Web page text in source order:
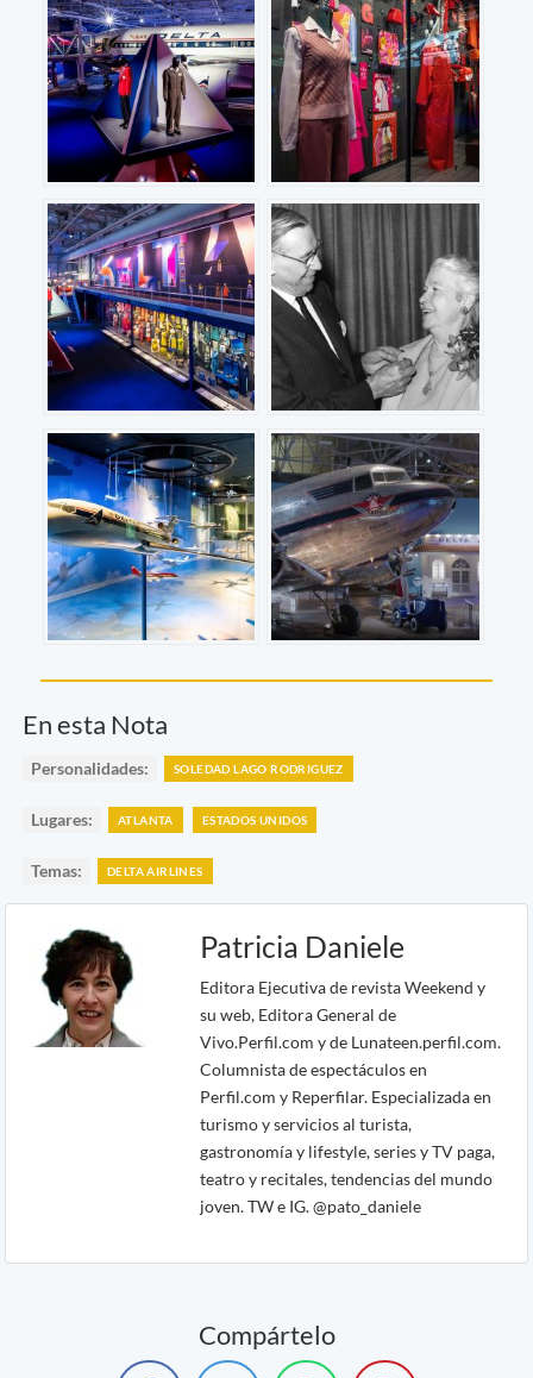
En esta Nota
Personalidades: SOLEDAD LAGO RODRIGUEZ
Lugares: ATLANTA ESTADOS UNIDOS
Temas: DELTA AIRLINES
Patricia Daniele
Editora Ejecutiva de revista Weekend y
su web, Editora General de
Vivo.Perfil.com y de Lunateen.perfil.com.
Columnista de espectáculos en
Perfil.com y Reperfilar. Especializada en
turismo y servicios al turista,
gastronomía y lifestyle, series y TV paga,
teatro y recitales, tendencias del mundo
joven. TW e IG. @pato_daniele
Compártelo